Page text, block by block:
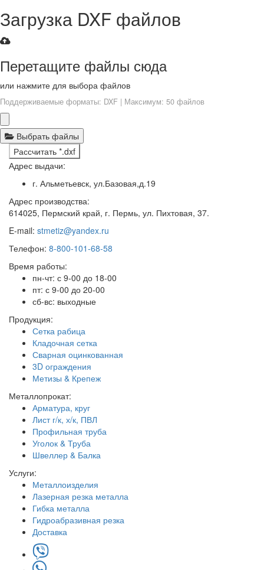
Загрузка DXF файлов
Перетащите файлы сюда
или нажмите для выбора файлов
Поддерживаемые форматы: DXF | Максимум: 50 файлов
Выбрать файлы
Рассчитать *.dxf
Адрес выдачи:
г. Альметьевск, ул.Базовая,д.19
Адрес производства:
614025, Пермский край, г. Пермь, ул. Пихтовая, 37.
E-mail: stmetiz@yandex.ru
Телефон: 8-800-101-68-58
Время работы:
пн-чт: с 9-00 до 18-00
пт: с 9-00 до 20-00
сб-вс: выходные
Продукция:
Сетка рабица
Кладочная сетка
Сварная оцинкованная
3D ограждения
Метизы & Крепеж
Металлопрокат:
Арматура, круг
Лист г/к, х/к, ПВЛ
Профильная труба
Уголок & Труба
Швеллер & Балка
Услуги:
Металлоизделия
Лазерная резка металла
Гибка металла
Гидроабразивная резка
Доставка